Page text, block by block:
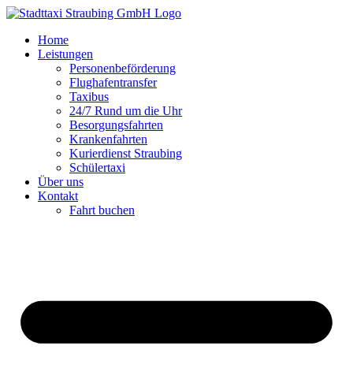
Zum
springenHome
Leistungen
Personenbeförderung
Flughafentransfer
Taxibus
24/7 Rund um die Uhr
Besorgungsfahrten
Krankenfahrten
Kurierdienst Straubing
Schülertaxi
Über uns
Kontakt
Fahrt buchen